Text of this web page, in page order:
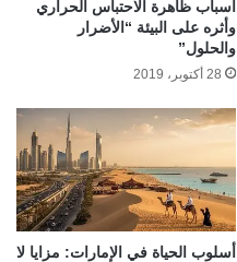
أسباب ظاهرة الاحتباس الحراري
وأثره على البيئة “الأضرار
والحلول”
28 أكتوبر، 2019
أسلوب الحياة في الإمارات: مزايا لا